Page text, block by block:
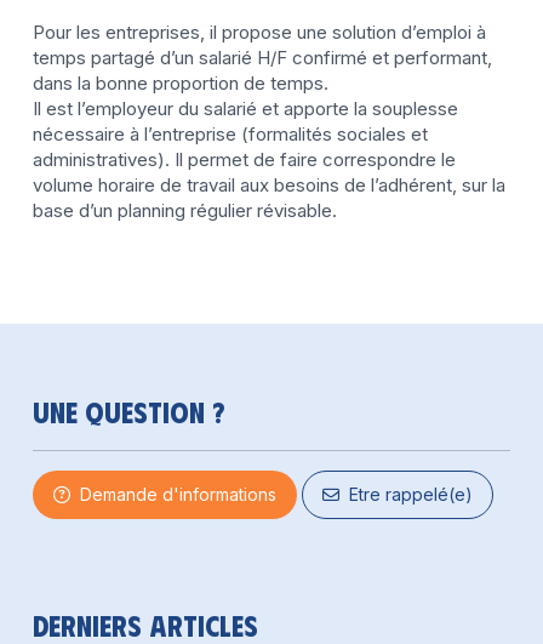
Pour les entreprises, il propose une solution d’emploi à
temps partagé d’un salarié H/F confirmé et performant,
dans la bonne proportion de temps.
Il est l’employeur du salarié et apporte la souplesse
nécessaire à l’entreprise (formalités sociales et
administratives). Il permet de faire correspondre le
volume horaire de travail aux besoins de l’adhérent, sur la
base d’un planning régulier révisable.
Une question ?
Demande d'informations Etre rappelé(e)
Derniers articles